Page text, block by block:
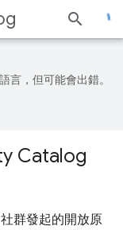
言，但可能會出錯。
Catalog
群發起的開放原